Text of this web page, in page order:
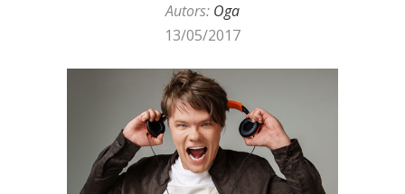
Autors: Oga
13/05/2017